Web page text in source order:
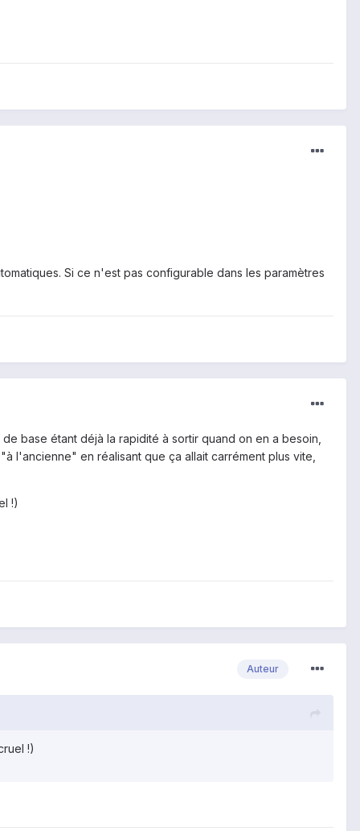
Si ce n'est pas configurable dans les paramètres
base étant déjà la rapidité à sortir quand on en a besoin,
l'ancienne" en réalisant que ça allait carrément plus vite,
!)
Auteur
!)